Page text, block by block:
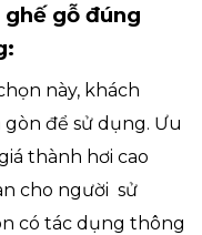
ghế gỗ đúng
này, khách
để sử dụng. Ưu
thành hơi cao
cho người sử
có tác dụng thông